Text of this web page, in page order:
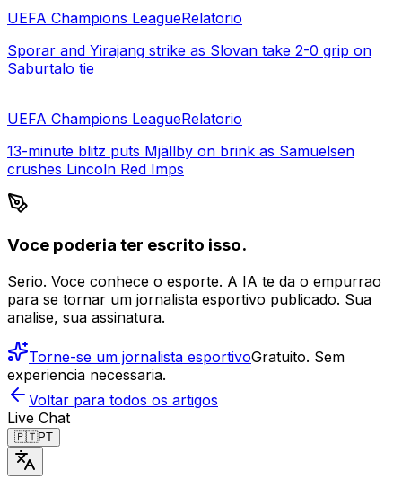
UEFA Champions LeagueRelatorio
Sporar and Yirajang strike as Slovan take 2-0 grip on
Saburtalo tie
UEFA Champions LeagueRelatorio
13-minute blitz puts Mjällby on brink as Samuelsen
crushes Lincoln Red Imps
Voce poderia ter escrito isso.
Serio. Voce conhece o esporte. A IA te da o empurrao
para se tornar um jornalista esportivo publicado. Sua
analise, sua assinatura.
Torne-se um jornalista esportivoGratuito. Sem
experiencia necessaria.
Voltar para todos os artigos
Live Chat
🇵🇹PT